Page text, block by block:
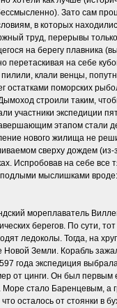
Зато сам
в которых
труд, перерывы
на берегу плавника
перетаскивая на себе
клали венцы,
остатками поморских
строили таким,
участники экспедиции
этапом стали
нового жилища не
сверху дождем
Испробовав на себе все
подлыми мыслишками
мореплаватель
берегов. По сути,
ледоколы. Тогда, на
Новой Земли. Корабль
года экспедиция
от цинги. Он был
Море стало Баренцевым, а
осталось от стоянки в